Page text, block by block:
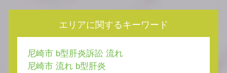
エリアに関するキーワード
尼崎市 b型肝炎訴訟 流れ
尼崎市 流れ b型肝炎